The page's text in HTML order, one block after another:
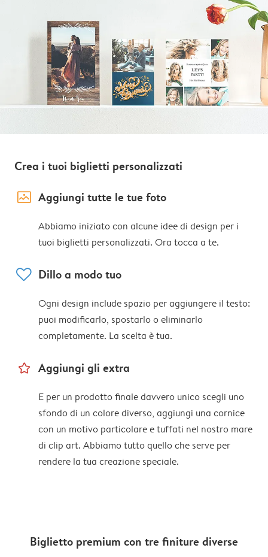
Crea i tuoi biglietti personalizzati
image_placeholder Aggiungi tutte le tue foto
Abbiamo iniziato con alcune idee di design per i
tuoi biglietti personalizzati. Ora tocca a te.
heart Dillo a modo tuo
Ogni design include spazio per aggiungere il testo:
puoi modificarlo, spostarlo o eliminarlo
completamente. La scelta è tua.
star_outline Aggiungi gli extra
E per un prodotto finale davvero unico scegli uno
sfondo di un colore diverso, aggiungi una cornice
con un motivo particolare e tuffati nel nostro mare
di clip art. Abbiamo tutto quello che serve per
rendere la tua creazione speciale.
Biglietto premium con tre finiture diverse